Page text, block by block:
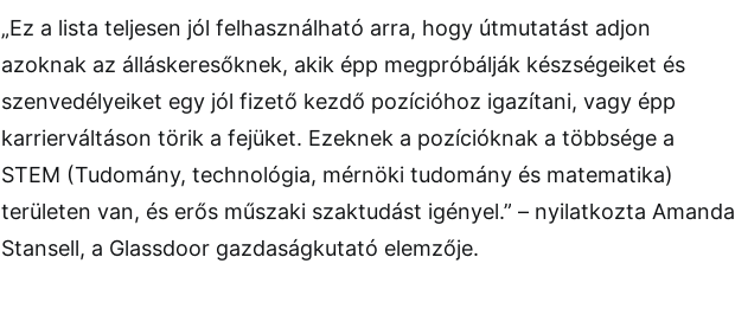
„Ez a lista teljesen jól felhasználható arra, hogy útmutatást adjon
azoknak az álláskeresőknek, akik épp megpróbálják készségeiket és
szenvedélyeiket egy jól fizető kezdő pozícióhoz igazítani, vagy épp
karrierváltáson törik a fejüket. Ezeknek a pozícióknak a többsége a
STEM (Tudomány, technológia, mérnöki tudomány és matematika)
területen van, és erős műszaki szaktudást igényel.” – nyilatkozta Amanda
Stansell, a Glassdoor gazdaságkutató elemzője.